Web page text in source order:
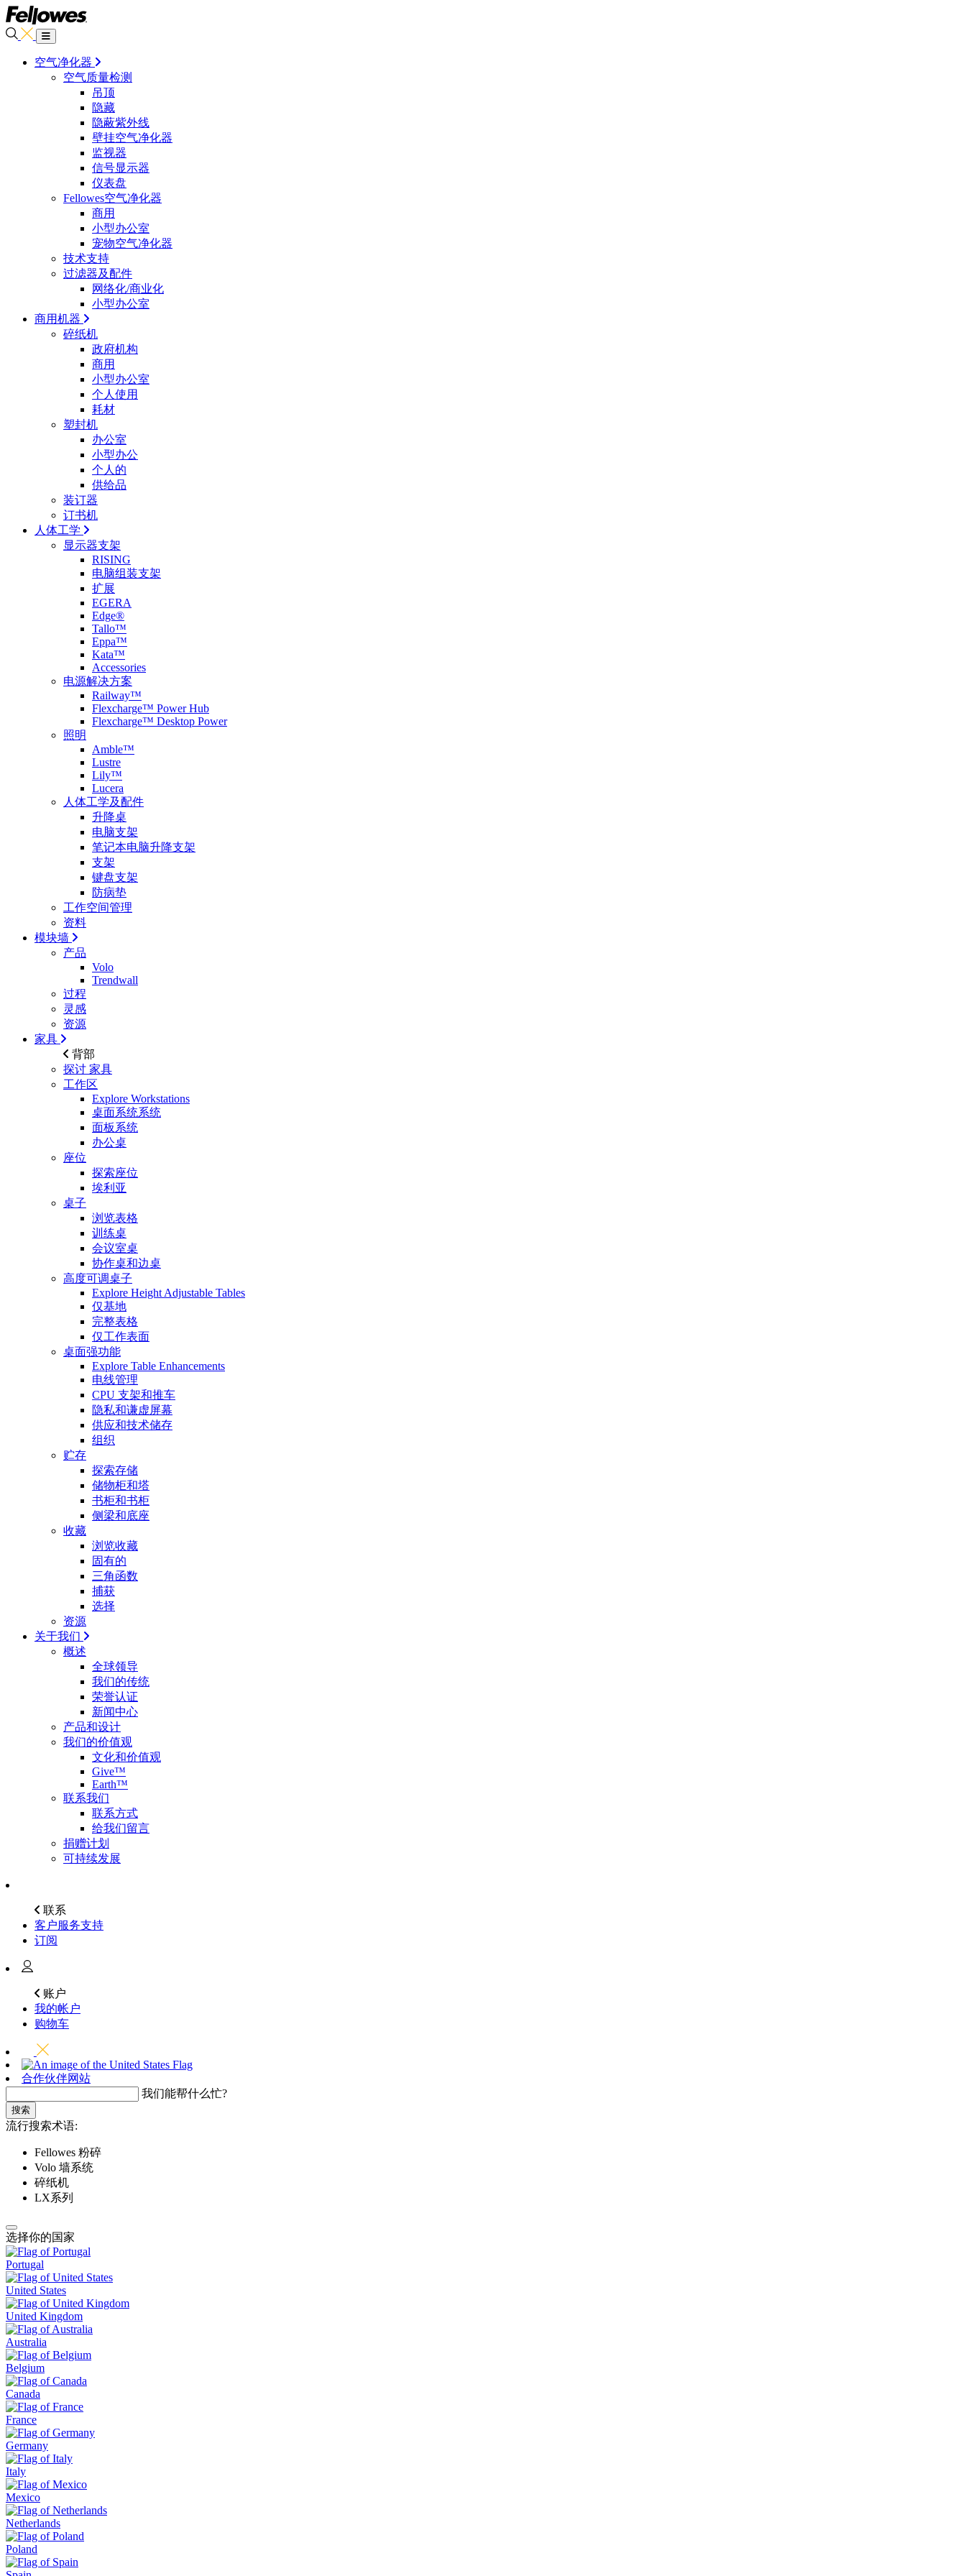
空气净化器
空气质量检测
吊顶
隐藏
隐蔽紫外线
壁挂空气净化器
监视器
信号显示器
仪表盘
Fellowes空气净化器
商用
小型办公室
宠物空气净化器
技术支持
过滤器及配件
网络化/商业化
小型办公室
商用机器
碎纸机
政府机构
商用
小型办公室
个人使用
耗材
塑封机
办公室
小型办公
个人的
供给品
装订器
订书机
人体工学
显示器支架
RISING
电脑组装支架
扩展
EGERA
Edge®
Tallo™
Eppa™
Kata™
Accessories
电源解决方案
Railway™
Flexcharge™ Power Hub
Flexcharge™ Desktop Power
照明
Amble™
Lustre
Lily™
Lucera
人体工学及配件
升降桌
电脑支架
笔记本电脑升降支架
支架
键盘支架
防病垫
工作空间管理
资料
模块墙
产品
Volo
Trendwall
过程
灵感
资源
家具
背部
探讨 家具
工作区
Explore Workstations
桌面系统系统
面板系统
办公桌
座位
探索座位
埃利亚
桌子
浏览表格
训练桌
会议室桌
协作桌和边桌
高度可调桌子
Explore Height Adjustable Tables
仅基地
完整表格
仅工作表面
桌面强功能
Explore Table Enhancements
电线管理
CPU 支架和推车
隐私和谦虚屏幕
供应和技术储存
组织
贮存
探索存储
储物柜和塔
书柜和书柜
侧梁和底座
收藏
浏览收藏
固有的
三角函数
捕获
选择
资源
关于我们
概述
全球领导
我们的传统
荣誉认证
新闻中心
产品和设计
我们的价值观
文化和价值观
Give™
Earth™
联系我们
联系方式
给我们留言
捐赠计划
可持续发展
联系
客户服务支持
订阅
账户
我的帐户
购物车
合作伙伴网站
我们能帮什么忙?
搜索
流行搜索术语:
Fellowes 粉碎
Volo 墙系统
碎纸机
LX系列
选择你的国家
Portugal
United States
United Kingdom
Australia
Belgium
Canada
France
Germany
Italy
Mexico
Netherlands
Poland